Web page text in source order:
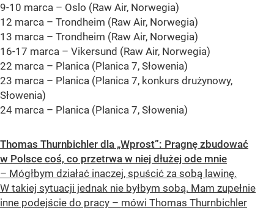
9-10 marca – Oslo (Raw Air, Norwegia)
12 marca – Trondheim (Raw Air, Norwegia)
13 marca – Trondheim (Raw Air, Norwegia)
16-17 marca – Vikersund (Raw Air, Norwegia)
22 marca – Planica (Planica 7, Słowenia)
23 marca – Planica (Planica 7, konkurs drużynowy,
Słowenia)
24 marca – Planica (Planica 7, Słowenia)
Thomas Thurnbichler dla „Wprost”: Pragnę zbudować
w Polsce coś, co przetrwa w niej dłużej ode mnie
– Mógłbym działać inaczej, spuścić za sobą lawinę.
W takiej sytuacji jednak nie byłbym sobą. Mam zupełnie
inne podejście do pracy – mówi Thomas Thurnbichler